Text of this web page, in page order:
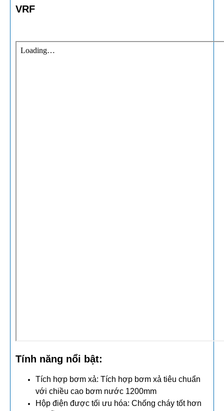
VRF
Tính năng nổi bật:
Tích hợp bơm xả: Tích hợp bơm xả tiêu chuẩn
với chiều cao bơm nước 1200mm
Hộp điện được tối ưu hóa: Chống cháy tốt hơn